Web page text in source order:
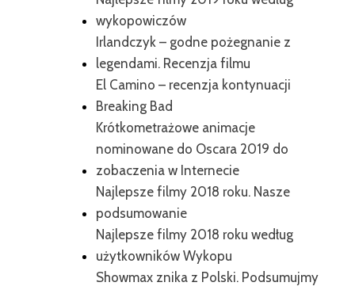
wykopowiczów
Irlandczyk – godne pożegnanie z
legendami. Recenzja filmu
El Camino – recenzja kontynuacji
Breaking Bad
Krótkometrażowe animacje
nominowane do Oscara 2019 do
zobaczenia w Internecie
Najlepsze filmy 2018 roku. Nasze
podsumowanie
Najlepsze filmy 2018 roku według
użytkowników Wykopu
Showmax znika z Polski. Podsumujmy